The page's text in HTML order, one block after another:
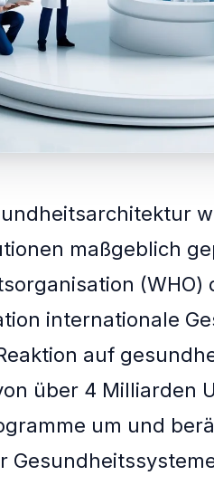
maßgeblich
(WHO)
internationale
auf
über 4 Milliarden
um und